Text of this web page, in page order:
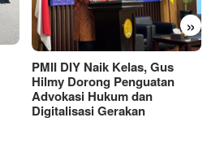
»
PMII DIY Naik Kelas, Gus
Hilmy Dorong Penguatan
Advokasi Hukum dan
Digitalisasi Gerakan